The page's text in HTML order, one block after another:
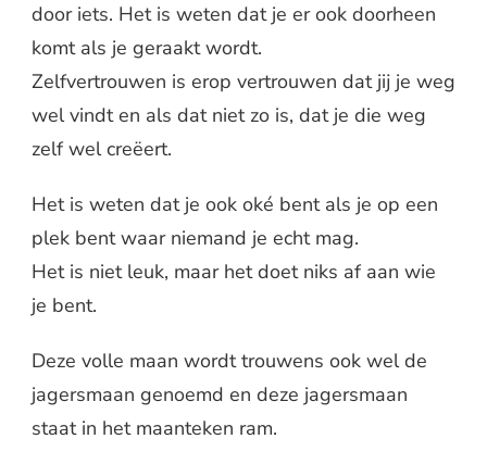
door iets. Het is weten dat je er ook doorheen
komt als je geraakt wordt.
Zelfvertrouwen is erop vertrouwen dat jij je weg
wel vindt en als dat niet zo is, dat je die weg
zelf wel creëert.
Het is weten dat je ook oké bent als je op een
plek bent waar niemand je echt mag.
Het is niet leuk, maar het doet niks af aan wie
je bent.
Deze volle maan wordt trouwens ook wel de
jagersmaan genoemd en deze jagersmaan
staat in het maanteken ram.